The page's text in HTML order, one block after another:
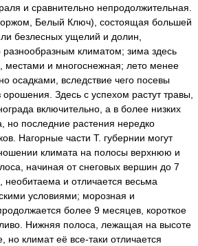
и сравнительно непродолжительная.
Белый Ключ), состоящая большей
безлесных ущелий и долин,
разнообразным климатом; зима здесь
местами и многоснежная; лето менее
осадками, вследствие чего посевы
орошения. Здесь с успехом растут травы,
включительно, а в более низких
но последние растения нередко
Нагорные части Т. губернии могут
климата на полосы верхнюю и
начиная от снеговых вершин до 7
и отличается весьма
условиями; морозная и
более 9 месяцев, короткое
Нижняя полоса, лежащая на высоте
климат её все-таки отличается